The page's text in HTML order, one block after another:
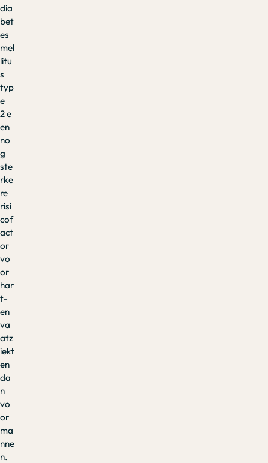
dia
bet
es
mel
litu
s
typ
e
2 e
en
no
g
ste
rke
re
risi
cof
act
or
vo
or
har
t-
en
va
atz
iekt
en
da
n
vo
or
ma
nne
n.